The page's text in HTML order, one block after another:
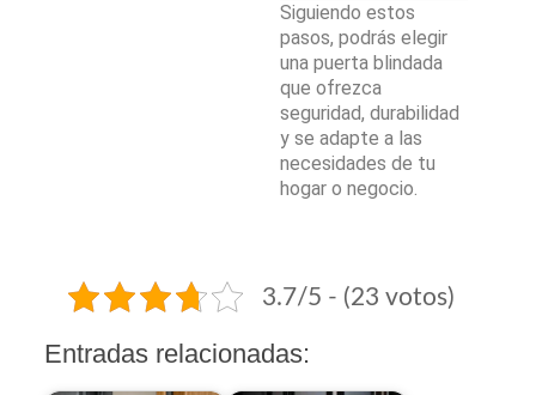
Siguiendo estos
pasos, podrás elegir
una puerta blindada
que ofrezca
seguridad, durabilidad
y se adapte a las
necesidades de tu
hogar o negocio.
3.7/5 - (23 votos)
Entradas relacionadas: